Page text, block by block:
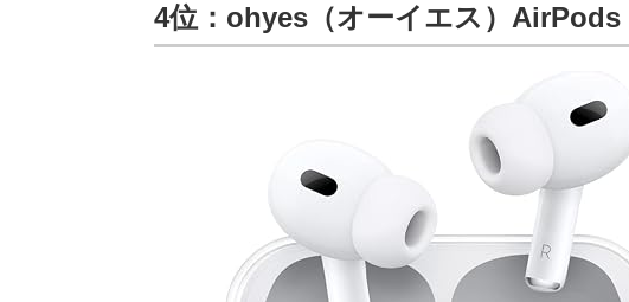
4位：ohyes（オーイエス）AirPods